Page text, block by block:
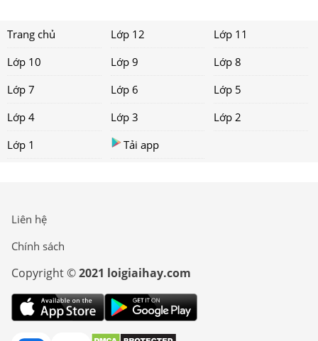
Trang chủ Lớp 12
Lớp 11
Lớp 10
Lớp 9
Lớp 8
Lớp 7
Lớp 6
Lớp 5
Lớp 4
Lớp 3
Lớp 2
Lớp 1
Tải app
Liên hệ
Chính sách
Copyright ©2021 loigiaihay.com